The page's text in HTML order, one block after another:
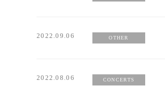
2022.09.06 OTHER
2022.08.06 CONCERTS